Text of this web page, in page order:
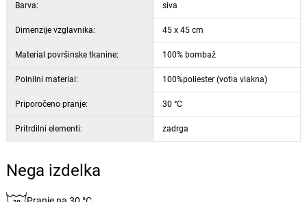
Barva: siva
Dimenzije vzglavnika: 45 x 45 cm
Material površinske tkanine: 100% bombaž
Polnilni material: 100%poliester (votla vlakna)
Priporočeno pranje: 30 °C
Pritrdilni elementi: zadrga
Nega izdelka